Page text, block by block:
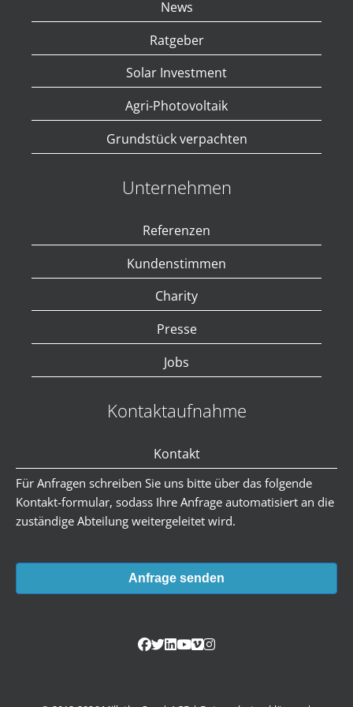
Unstimmigkeiten nicht aufklären oder beheben, wird das
betreffende Inserat nicht veröffentlicht oder nur unter
ausdrücklicher Kennzeichnung der festgestellten
Unstimmigkeiten zugelassen.
News
Ratgeber
Solar Investment
Agri-Photovoltaik
Grundstück verpachten
Unternehmen
Referenzen
Kundenstimmen
Charity
Presse
Jobs
Kontaktaufnahme
Kontakt
Für Anfragen schreiben Sie uns bitte über das folgende
Kontakt-formular, sodass Ihre Anfrage automatisiert an die
zuständige Abteilung weitergeleitet wird.
Anfrage senden